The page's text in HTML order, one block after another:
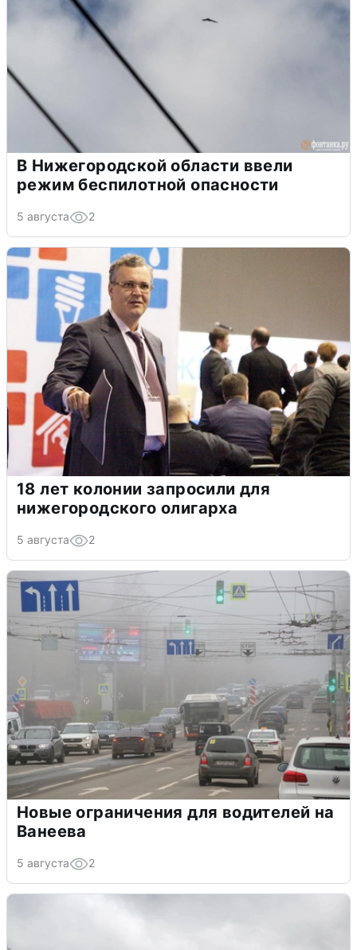
В Нижегородской области ввели
режим беспилотной опасности
5 августа 2
18 лет колонии запросили для
нижегородского олигарха
5 августа 2
Новые ограничения для водителей на
Ванеева
5 августа 2